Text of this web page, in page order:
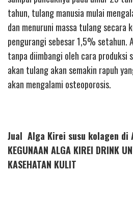
tahun, tulang manusia mulai
dan menuruni massa tulang secara
pengurangi sebesar 1,5% setahun.
tanpa diimbangi oleh cara produksi
akan tulang akan semakin rapuh
akan mengalami osteoporosis.
Jual Alga Kirei susu kolagen di
KEGUNAAN ALGA KIREI DRINK
KASEHATAN KULIT